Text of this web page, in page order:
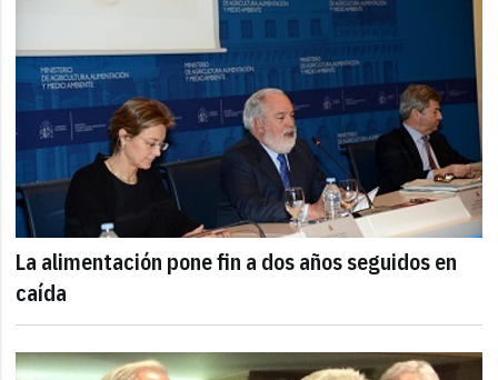
La alimentación pone fin a dos años seguidos en
caída